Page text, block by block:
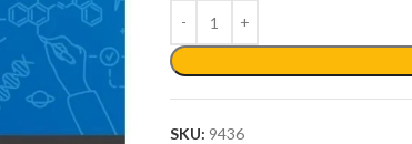
SKU: 9436